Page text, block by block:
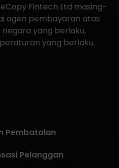
Fintech Ltd masing-
agen pembayaran atas
yang berlaku,
yang berlaku.
Pembatalan
Pelanggan